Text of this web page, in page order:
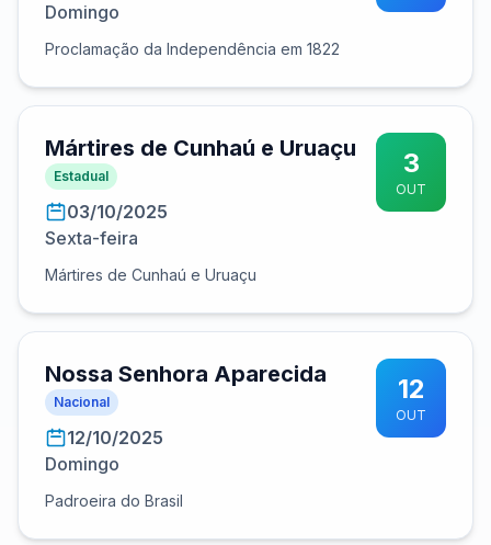
Domingo
Proclamação da Independência em 1822
Mártires de Cunhaú e Uruaçu
Estadual
03/10/2025
Sexta-feira
Mártires de Cunhaú e Uruaçu
3
OUT
Nossa Senhora Aparecida
Nacional
12/10/2025
Domingo
Padroeira do Brasil
12
OUT